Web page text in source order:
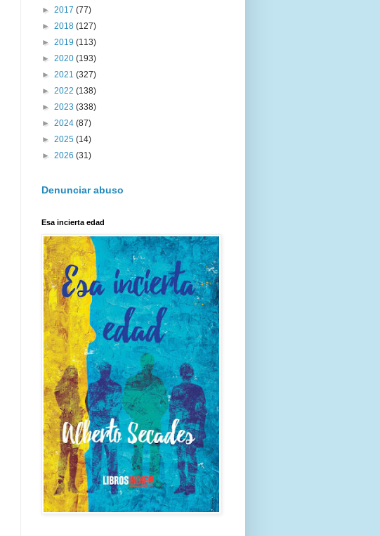
► 2017 (77)
► 2018 (127)
► 2019 (113)
► 2020 (193)
► 2021 (327)
► 2022 (138)
► 2023 (338)
► 2024 (87)
► 2025 (14)
► 2026 (31)
Denunciar abuso
Esa incierta edad